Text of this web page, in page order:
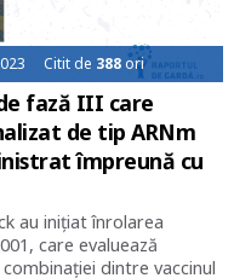
Citit de 388 ori
fază III care
de tip ARNm
împreună cu
au iniţiat înrolarea
care evaluează
dintre vaccinul